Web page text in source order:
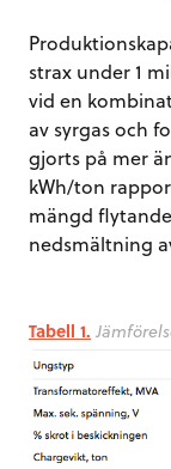
strax under 1
vid en
av syrgas och
gjorts på mer
kWh/ton
mängd
nedsmältning
Tabell 1.